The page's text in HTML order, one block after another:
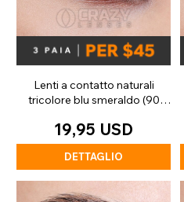
Lenti a contatto naturali
tricolore blu smeraldo (90
19,95 USD
DETTAGLIO